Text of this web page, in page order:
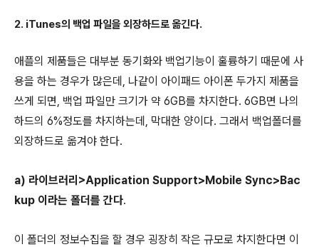
2. iTunes의 백업 파일을 외장하드로 옮긴다.
애플의 제품들은 대부분 동기화와 백업기능이 훌륭하기 때문에 사
용을 하는 경우가 많은데, 나같이 아이패드 아이폰 두가지 제품을
쓰게 되면, 백업 파일만 크기가 약 6GB를 차지한다. 6GB면 나의
하드의 6%정도를 차지하는데, 막대한 양이다. 그래서 백업폴더를
외장하드로 옮겨야 한다.
a) 라이브러리>Application Support>Mobile Sync>Bac
kup 이라는 폴더를 간다.
이 폴더의 정보수집을 할 경우 굉장히 작은 규모로 차지한다면 이